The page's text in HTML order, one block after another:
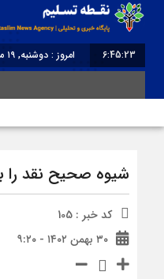
6:45:23
امروز : دوشنبه, ۱۹ مرداد , ۱۴۰۵
شیوه صحیح نقد را
کد خبر : 105
۳۰ بهمن ۱۴۰۲ - ۹:۲۰